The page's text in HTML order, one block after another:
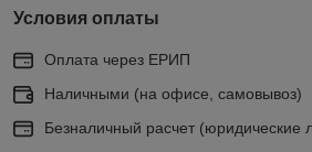
Условия оплаты
Оплата через ЕРИП
Наличными (на офисе, самовывоз)
Безналичный расчет (юридические